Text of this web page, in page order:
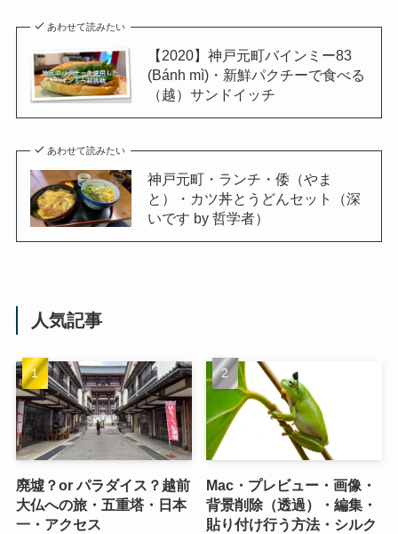
あわせて読みたい
【2020】神戸元町バインミー83
(Bánh mì)・新鮮パクチーで食べる
（越）サンドイッチ
あわせて読みたい
神戸元町・ランチ・倭（やま
と）・カツ丼とうどんセット（深
いです by 哲学者）
人気記事
廃墟？or パラダイス？越前
大仏への旅・五重塔・日本
一・アクセス
Mac・プレビュー・画像・
背景削除（透過）・編集・
貼り付け行う方法・シルク